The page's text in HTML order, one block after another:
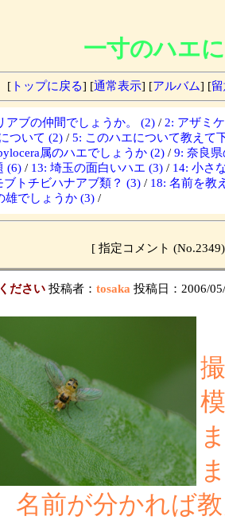
一寸のハエ
[トップに戻る] [通常表示] [アルバム] [
アブの仲間でしょうか。 (2) / 2: アザミ
ついて (2) / 5: このハエについて教えて
属のハエでしょうか (2) / 9: 奈良
(6) / 13: 埼玉の面白いハエ (3) / 14: 小さ
ブトチビハナアブ類？ (3) / 18: 名前を教
雄でしょうか (3) /
[ 指定コメント
ださい投稿者： tosaka 投稿日：2006/
名前が分かれば